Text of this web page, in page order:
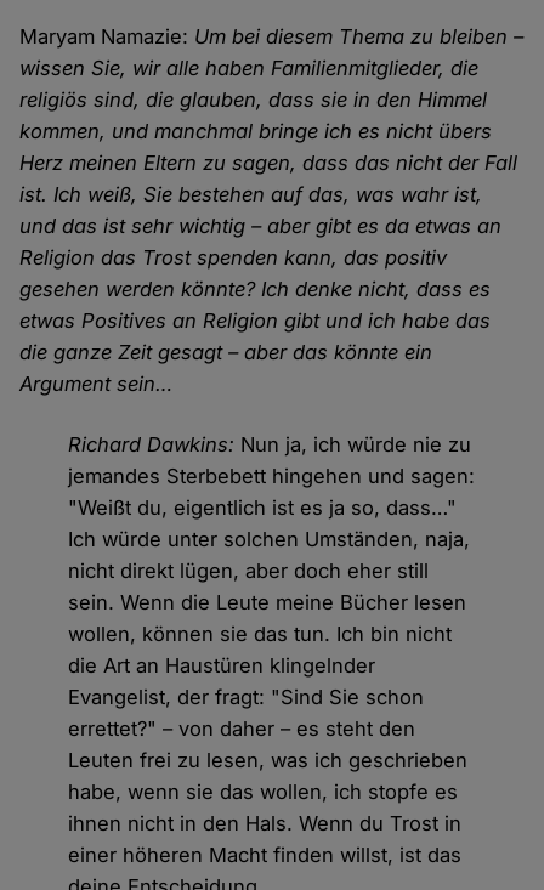
Maryam Namazie: Um bei diesem Thema zu bleiben –
wissen Sie, wir alle haben Familienmitglieder, die
religiös sind, die glauben, dass sie in den Himmel
kommen, und manchmal bringe ich es nicht übers
Herz meinen Eltern zu sagen, dass das nicht der Fall
ist. Ich weiß, Sie bestehen auf das, was wahr ist,
und das ist sehr wichtig – aber gibt es da etwas an
Religion das Trost spenden kann, das positiv
gesehen werden könnte? Ich denke nicht, dass es
etwas Positives an Religion gibt und ich habe das
die ganze Zeit gesagt – aber das könnte ein
Argument sein…
Richard Dawkins: Nun ja, ich würde nie zu
jemandes Sterbebett hingehen und sagen:
"Weißt du, eigentlich ist es ja so, dass…"
Ich würde unter solchen Umständen, naja,
nicht direkt lügen, aber doch eher still
sein. Wenn die Leute meine Bücher lesen
wollen, können sie das tun. Ich bin nicht
die Art an Haustüren klingelnder
Evangelist, der fragt: "Sind Sie schon
errettet?" – von daher – es steht den
Leuten frei zu lesen, was ich geschrieben
habe, wenn sie das wollen, ich stopfe es
ihnen nicht in den Hals. Wenn du Trost in
einer höheren Macht finden willst, ist das